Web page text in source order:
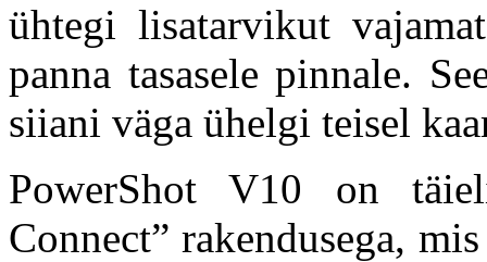
ühtegi lisatarvikut
panna tasasele pinnale.
siiani väga ühelgi teisel
PowerShot V10 on
Connect” rakendusega,